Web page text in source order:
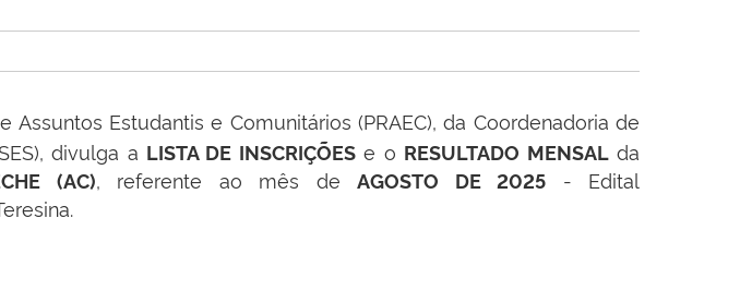
Assuntos Estudantis e Comunitários (PRAEC), da Coordenadoria de
divulga a LISTA DE INSCRIÇÕESe o RESULTADO MENSALda
(AC), referente ao mês de AGOSTO DE 2025 - Edital